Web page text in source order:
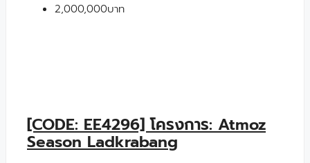
2,000,000บาท
[CODE: EE4296] โครงการ: Atmoz
Season Ladkrabang